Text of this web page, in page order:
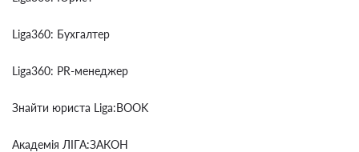
Liga360: Бухгалтер
Liga360: PR-менеджер
Знайти юриста Liga:BOOK
Академія ЛІГА:ЗАКОН